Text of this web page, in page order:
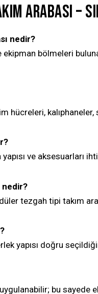
ARABASI –
nedir?
bölmeleri
hücreleri,
ve
nedir?
tezgah tipi takım
yapısı doğru
bu sayede